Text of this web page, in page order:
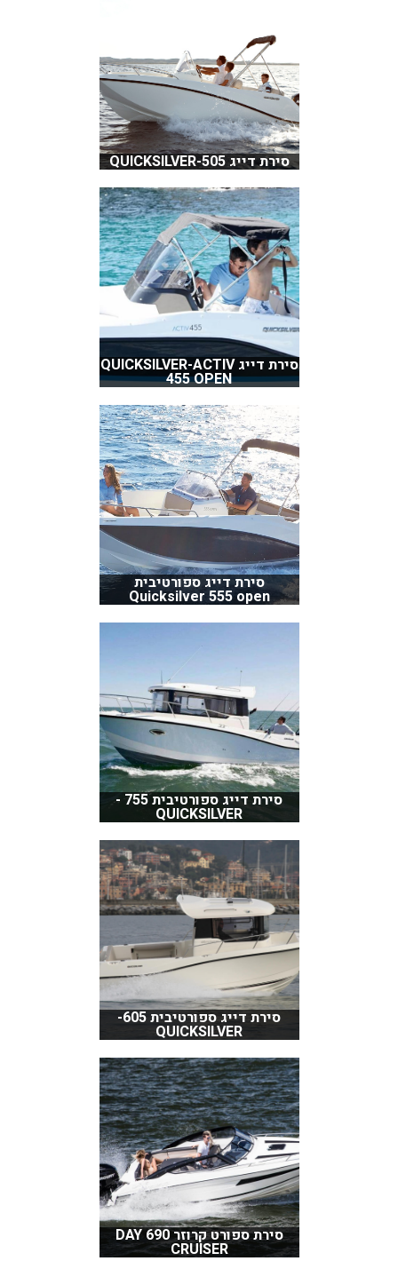
סירת דייג QUICKSILVER-505
סירת דייג QUICKSILVER-ACTIV
455 OPEN
סירת דייג ספורטיבית
Quicksilver 555 open
סירת דייג ספורטיבית 755 -
QUICKSILVER
סירת דייג ספורטיבית 605-
QUICKSILVER
סירת ספורט קרוזר 690 DAY
CRUISER